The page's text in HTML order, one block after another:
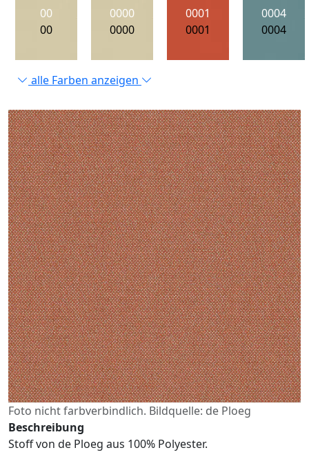
00
00
0000
0000
0001
0001
0004
0004
alle Farben anzeigen
Foto nicht farbverbindlich. Bildquelle: de Ploeg
Beschreibung
Stoff von de Ploeg aus 100% Polyester.